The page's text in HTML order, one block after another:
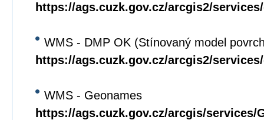
https://ags.cuzk.gov.cz/arcgis2/
WMS - DMP OK (Stínovaný model
https://ags.cuzk.gov.cz/arcgis2/
WMS - Geonames
https://ags.cuzk.gov.cz/arcgis/services/